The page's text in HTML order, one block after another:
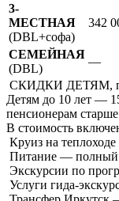
3-
МЕСТНАЯ
(DBL+софа)
342
СЕМЕЙНАЯ
(DBL)
—
СКИДКИ ДЕТЯМ,
Детям до 10 лет —
пенсионерам
В стоимость
Круиз на
Питание — полный
Экскурсии по
Услуги гида-